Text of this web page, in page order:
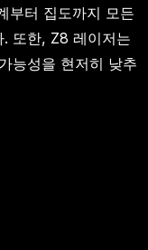
부터 집도까지 모든
또한, Z8 레이저는
능성을 현저히 낮추